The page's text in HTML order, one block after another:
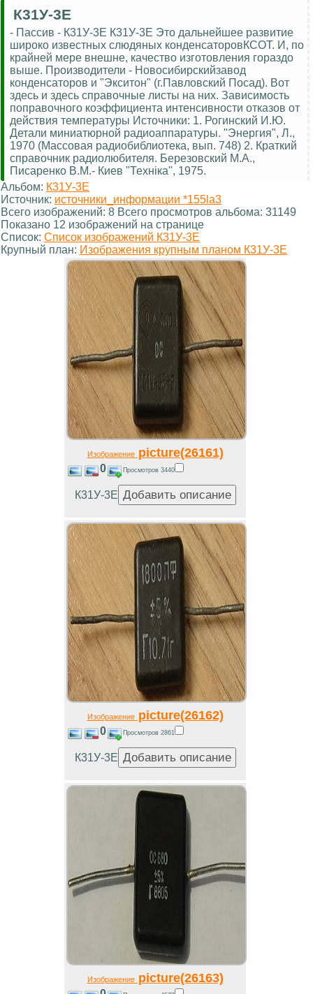
К31У-3Е
- Пассив - К31У-3Е К31У-3Е Это дальнейшее развитие
широко известных слюдяных конденсаторовКСОТ. И, по
крайней мере внешне, качество изготовления гораздо
выше. Производители - Новосибирскийзавод
конденсаторов и "Экситон" (г.Павловский Посад). Вот
здесь и здесь справочные листы на них. Зависимость
поправочного коэффициента интенсивности отказов от
действия температуры Источники: 1. Рогинский И.Ю.
Детали миниатюрной радиоаппаратуры. "Энергия", Л.,
1970 (Массовая радиобиблиотека, вып. 748) 2. Краткий
справочник радиолюбителя. Березовский М.А.,
Писаренко В.М.- Киев "Технiка", 1975.
Альбом: К31У-3Е
Источник: источники_информации *155la3
Всего изображений: 8 Всего просмотров альбома: 31149
Показано 12 изображений на странице
Список: Список изображений К31У-3Е
Крупный план: Изображения крупным планом К31У-3Е
Изображениеpicture(26161)
0 Просмотров 3440
К31У-3Е
Изображениеpicture(26162)
0 Просмотров 2861
К31У-3Е
Изображениеpicture(26163)